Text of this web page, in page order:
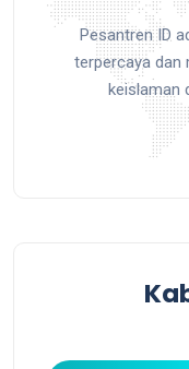
Pesantren ID
terpercaya dan
keislaman